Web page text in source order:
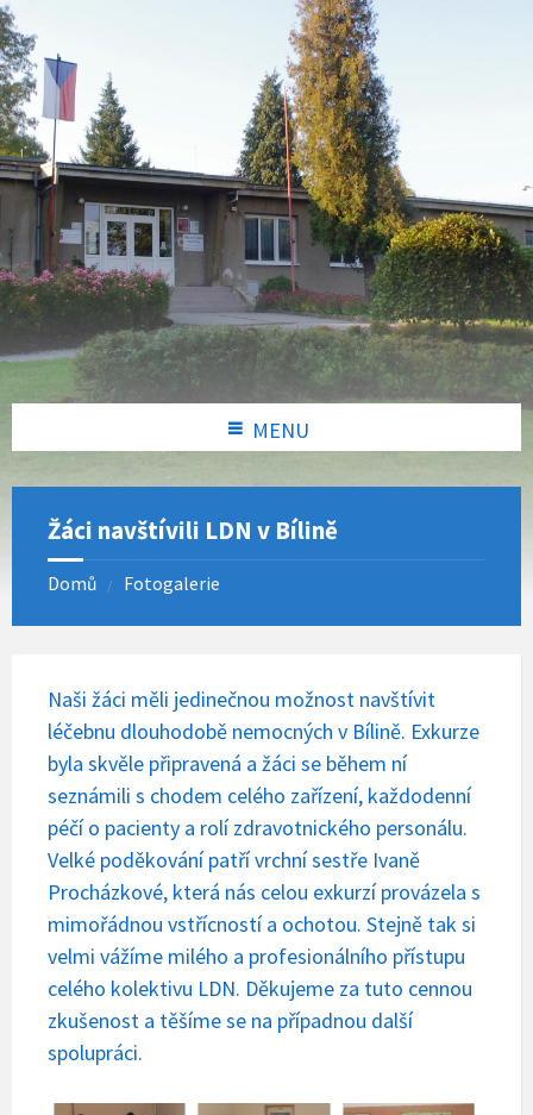
MENU
Žáci navštívili LDN v Bílině
Domů Fotogalerie
Naši žáci měli jedinečnou možnost navštívit
léčebnu dlouhodobě nemocných v Bílině. Exkurze
byla skvěle připravená a žáci se během ní
seznámili s chodem celého zařízení, každodenní
péčí o pacienty a rolí zdravotnického personálu.
Velké poděkování patří vrchní sestře Ivaně
Procházkové, která nás celou exkurzí provázela s
mimořádnou vstřícností a ochotou. Stejně tak si
velmi vážíme milého a profesionálního přístupu
celého kolektivu LDN. Děkujeme za tuto cennou
zkušenost a těšíme se na případnou další
spolupráci.